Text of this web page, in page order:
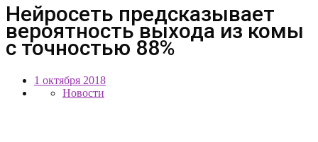
Нейросеть предсказывает
вероятность выхода из комы
с точностью 88%
1 октября 2018
Новости